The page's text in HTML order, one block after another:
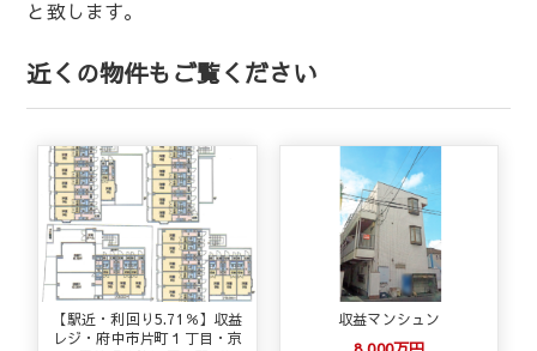
と致します。
近くの物件もご覧ください
【駅近・利回り5.71％】収益
レジ・府中市片町１丁目・京
収益マンシュン